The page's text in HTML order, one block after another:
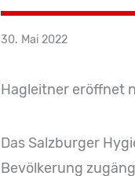
30. Mai 2022
Hagleitner eröffnet
Das Salzburger
Bevölkerung